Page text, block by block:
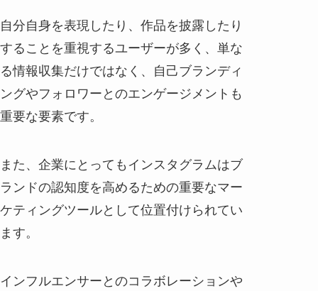
自分自身を表現したり、作品を披露したり
することを重視するユーザーが多く、単な
る情報収集だけではなく、自己ブランディ
ングやフォロワーとのエンゲージメントも
重要な要素です。
また、企業にとってもインスタグラムはブ
ランドの認知度を高めるための重要なマー
ケティングツールとして位置付けられてい
ます。
インフルエンサーとのコラボレーションや